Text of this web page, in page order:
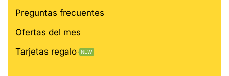
Preguntas frecuentes
Ofertas del mes
Tarjetas regalo
NEW